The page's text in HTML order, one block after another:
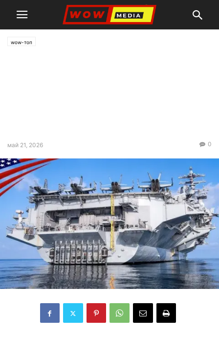
wow-топ
май 21, 2026 0